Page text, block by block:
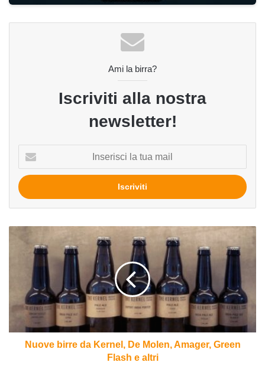
Ami la birra?
Iscriviti alla nostra
newsletter!
tua
mail
Molen,
Amager,
Flash
Nuove birre da Kernel, De Molen, Amager, Green
Flash e altri